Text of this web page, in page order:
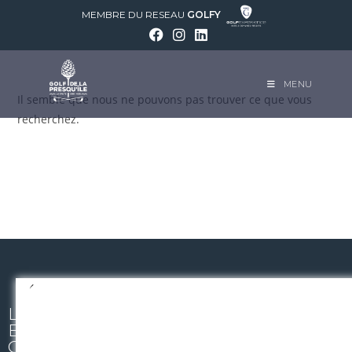
MEMBRE DU RESEAU GOLFY
MENU
Il semble que nous ne pouvons pas trouver ce que vous
recherchez.
L
E
G